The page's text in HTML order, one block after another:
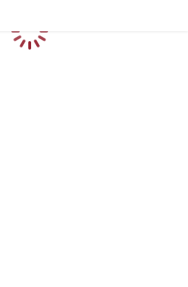
Chargement